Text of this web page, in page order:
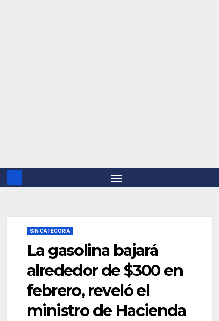
SIN CATEGORÍA
La gasolina bajará
alrededor de $300 en
febrero, reveló el
ministro de Hacienda